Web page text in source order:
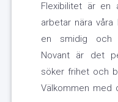
Flexibilitet är en
arbetar nära
en smidig och
Novant är det
söker frihet och
Välkommen med